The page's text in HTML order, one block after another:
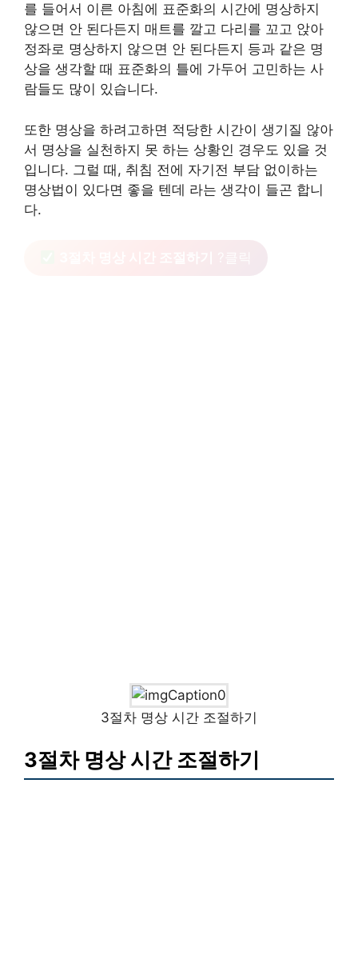
를 들어서 이른 아침에 표준화의 시간에 명상하지
않으면 안 된다든지 매트를 깔고 다리를 꼬고 앉아
정좌로 명상하지 않으면 안 된다든지 등과 같은 명
상을 생각할 때 표준화의 틀에 가두어 고민하는 사
람들도 많이 있습니다.
또한 명상을 하려고하면 적당한 시간이 생기질 않아
서 명상을 실천하지 못 하는 상황인 경우도 있을 것
입니다. 그럴 때, 취침 전에 자기전 부담 없이하는
명상법이 있다면 좋을 텐데 라는 생각이 들곤 합니
다.
3절차 명상 시간 조절하기
3절차 명상 시간 조절하기